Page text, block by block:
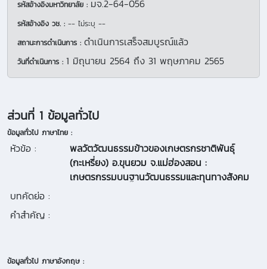
รหัสอ้างอิงมหาวิทยาลัย : มจ.2-64-056
รหัสอ้างอิง วช. : -- ไม่ระบุ --
สถานะการดำเนินการ : ดำเนินการเสร็จสมบูรณ์แล้ว
วันที่ดำเนินการ : 1 มิถุนายน 2564 ถึง 31 พฤษภาคม 2565
ส่วนที่ 1 ข้อมูลทั่วไป
ข้อมูลทั่วไป ภาษาไทย :
หัวข้อ :
พลวัตวัฒนธรรมข้าวของเกษตรกรชาติพันธุ์
(กะเหรี่ยง) อ.ขุนยวม จ.แม่ฮ่องสอน :
เกษตรกรรมบนฐานวัฒนธรรมและทุนทางสังคม
บทคัดย่อ :
คำสำคัญ :
ข้อมูลทั่วไป ภาษาอังกฤษ :